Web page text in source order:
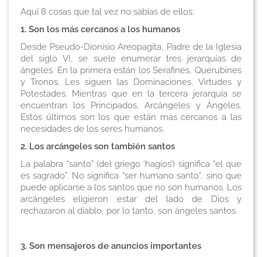
Aquí 8 cosas que tal vez no sabías de ellos:
1. Son los más cercanos a los humanos
Desde Pseudo-Dionisio Areopagita, Padre de la Iglesia
del siglo VI, se suele enumerar tres jerarquías de
ángeles. En la primera están los Serafines, Querubines
y Tronos. Les siguen las Dominaciones, Virtudes y
Potestades. Mientras que en la tercera jerarquía se
encuentran los Principados, Arcángeles y Ángeles.
Estos últimos son los que están más cercanos a las
necesidades de los seres humanos.
2. Los arcángeles son también santos
La palabra “santo” (del griego ‘hagios’) significa “el que
es sagrado”. No significa “ser humano santo”, sino que
puede aplicarse a los santos que no son humanos. Los
arcángeles eligieron estar del lado de Dios y
rechazaron al diablo, por lo tanto, son ángeles santos.
3. Son mensajeros de anuncios importantes